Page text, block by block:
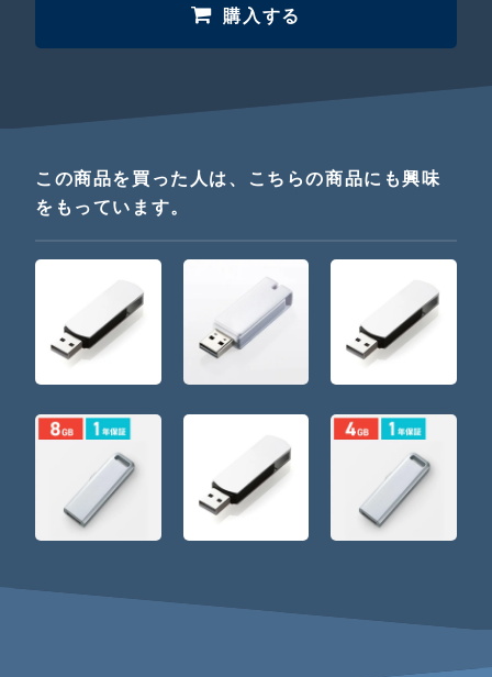
購入する
この商品を買った人は、こちらの商品にも興味
をもっています。